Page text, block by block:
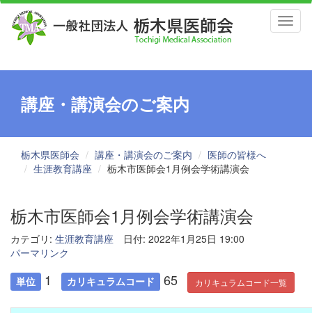
講座・講演会のご案内
栃木県医師会 講座・講演会のご案内
医師の皆様へ
生涯教育講座
栃木市医師会1月例会学術講演会
栃木市医師会1月例会学術講演会
カテゴリ: 生涯教育講座
日付: 2022年1月25日 19:00
パーマリンク
単位 1 カリキュラムコード 65 カリキュラムコード一覧